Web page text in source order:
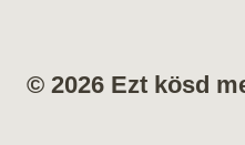
© 2026 Ezt kösd